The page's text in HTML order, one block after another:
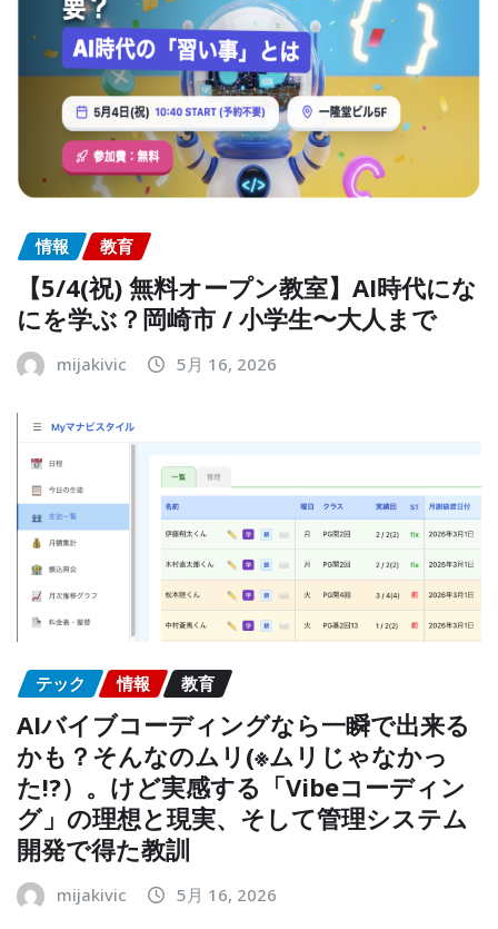
情報 教育
【5/4(祝) 無料オープン教室】AI時代にな
にを学ぶ？岡崎市 / 小学生〜大人まで
mijakivic 5月 16, 2026
テック 情報 教育
AIバイブコーディングなら一瞬で出来る
かも？そんなのムリ(※ムリじゃなかっ
た!?）。けど実感する「Vibeコーディン
グ」の理想と現実、そして管理システム
開発で得た教訓
mijakivic 5月 16, 2026